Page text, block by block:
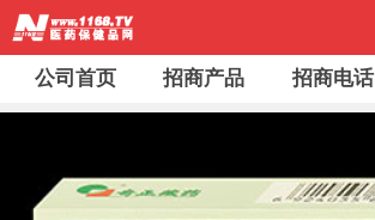
公司首页 招商产品 招商电话